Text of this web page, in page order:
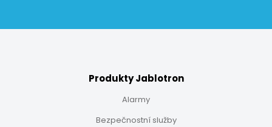
Produkty Jablotron
Alarmy
Bezpečnostní služby